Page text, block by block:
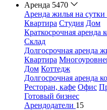
Аренда 5470
Аренда жилья на сутки
Квартира Студия Дом
Краткосрочная аренда
Склад
Долгосрочная аренда
Квартира
Дом Коттедж
Долгосрочная аренда
Ресторан, кафе Офис
Готовый бизнес
Арендодатели 15